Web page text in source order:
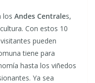
los Andes Centrales,
Con estos 10
pueden
tiene para
hasta los viñedos
Ya sea